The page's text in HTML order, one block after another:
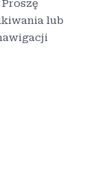
lub